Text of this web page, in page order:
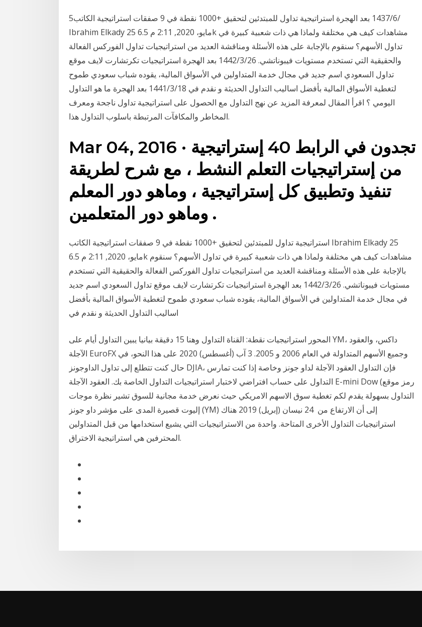
5‏‏/6‏‏/1437 بعد الهجرة استراتيجية تداول للمبتدئين لتحقيق +1000 نقطة في 9 صفقات استراتيجية الكاتب
Ibrahim Elkady 25 مايو، 2020, 2:11 م 6.5k مشاهدات كيف هي مختلفة ولماذا هي ذات شعبية كبيرة في
تداول الأسهم؟ سنقوم بالإجابة على هذه الأسئلة ومناقشة العديد من استراتيجيات تداول الفوركس الفعالة
والحقيقية التي تستخدم مستويات فيبوناتشي. 26‏‏/3‏‏/1442 بعد الهجرة استراتيجيات تكرتشارت لايف موقع
تداول السعودي اسم جديد في مجال خدمة المتداولين في الأسواق المالية، يقوده شباب سعودي طموح
لتغطية الأسواق المالية بأفضل اساليب التداول الحديثة و نقدم في 18‏‏/3‏‏/1441 بعد الهجرة ما هو التداول
اليومي ؟ اقرأ المقال لمعرفة المزيد عن نهج التداول مع الحصول على استراتيجية تداول ناجحة ومعرف
المخاطر والمكافآت المرتبطة باسلوب التداول هذا.
Mar 04, 2016 · تجدون في الرابط 40 إستراتيجية
من إستراتيجيات التعلم النشط ، مع شرح لطريقة
تنفيذ وتطبيق كل إستراتيجية ، وماهو دور المعلم
وماهو دور المتعلمين .
استراتيجية تداول للمبتدئين لتحقيق +1000 نقطة في 9 صفقات استراتيجية الكاتب Ibrahim Elkady 25
مايو، 2020, 2:11 م 6.5k مشاهدات كيف هي مختلفة ولماذا هي ذات شعبية كبيرة في تداول الأسهم؟ سنقوم
بالإجابة على هذه الأسئلة ومناقشة العديد من استراتيجيات تداول الفوركس الفعالة والحقيقية التي تستخدم
مستويات فيبوناتشي. 26‏‏/3‏‏/1442 بعد الهجرة استراتيجيات تكرتشارت لايف موقع تداول السعودي اسم جديد
في مجال خدمة المتداولين في الأسواق المالية، يقوده شباب سعودي طموح لتغطية الأسواق المالية بأفضل
اساليب التداول الحديثة و نقدم في
المحور استراتيجيات نقطة: القناة التداول وهنا 15 دقيقة بيانيا يبين التداول أيام على YM، داكس، والعقود
الآجلة EuroFX وجميع الأسهم المتداولة في العام 2006 و 2005. 3 آب (أغسطس) 2020 على هذا النحو، في
حال كنت تتطلع إلى تداول الداوجونز DJIA، فإن التداول العقود الآجلة لداو جونز وخاصة إذا كنت تمارس
التداول على حساب افتراضي لاختبار استراتيجيات التداول الخاصة بك. العقود الآجلة E-mini Dow (رمز موقع
التداول بسهولة يقدم لكم تغطية سوق الاسهم الامريكي حيث نعرض خدمة مجانية للسوق تشير نظرة موجات
إليوت قصيرة المدى على مؤشر داو جونز (YM) إلى أن الارتفاع من 24 نيسان (إبريل) 2019 هناك
استراتيجيات التداول الأخرى المتاحة. واحدة من الاستراتيجيات التي يشيع استخدامها من قبل المتداولين
المحترفين هي استراتيجية الاختراق.